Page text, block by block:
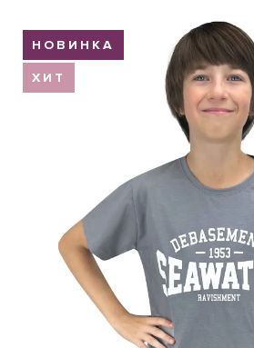
Обмен и возврат
Оптовикам
Контакты
Пн-Пт: с 8.00 до
(097) 779 44
Виктория
(097) 779
г. Горишние Плавни, ул. Строна 3, 2
НОВИНКА
ХИТ